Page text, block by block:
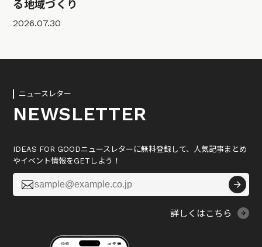
る地域づくり
2026.07.30
ニュースレター
NEWSLETTER
IDEAS FOR GOODニュースレターに無料登録して、人気記事まとめ
やイベント情報をGETしよう！

詳しくはこちら